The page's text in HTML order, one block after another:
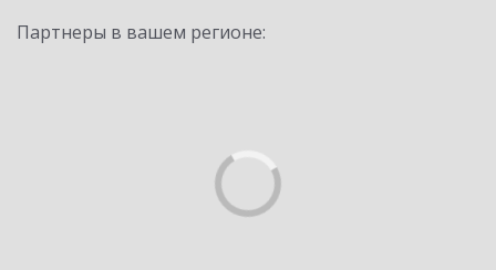
Партнеры в вашем регионе: